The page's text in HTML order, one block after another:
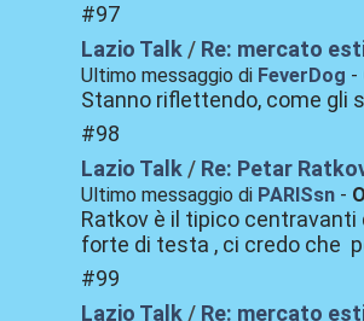
#97
Lazio Talk / Re: mercato
Ultimo messaggio di FeverDog -
Stanno riflettendo, come gli
#98
Lazio Talk / Re: Petar
Ultimo messaggio di PARISsn -
Ratkov è il tipico
forte di testa , ci credo che
#99
Lazio Talk / Re: mercato